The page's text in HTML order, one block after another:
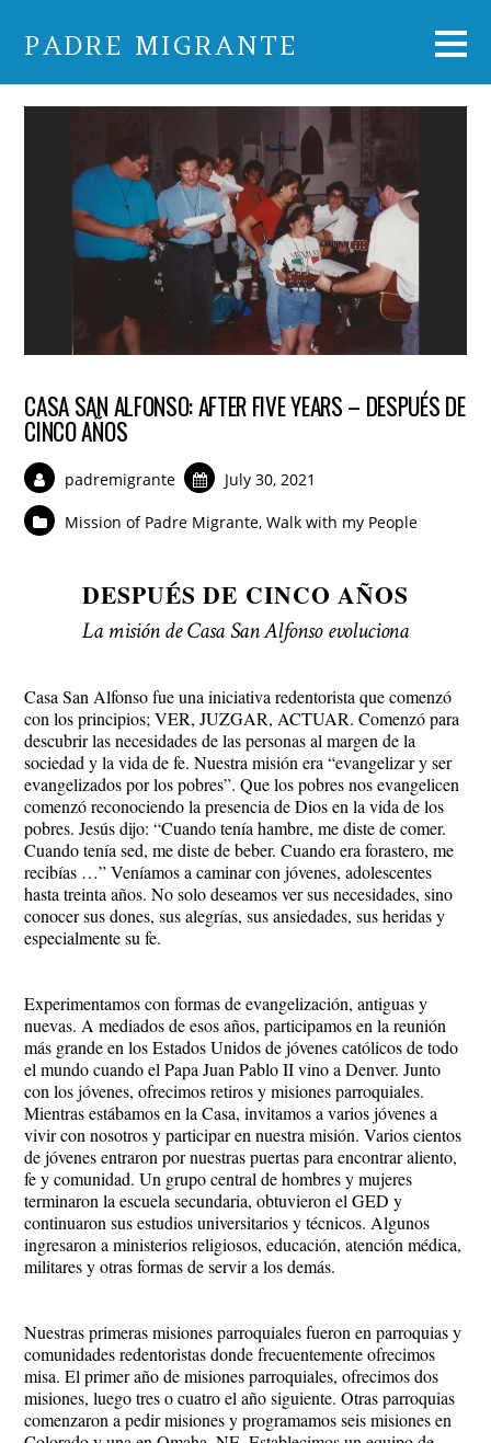
PADRE MIGRANTE
CASA SAN ALFONSO: AFTER FIVE YEARS – DESPUÉS DE
CINCO AÑOS
padremigrante July 30, 2021
Mission of Padre Migrante,Walk with my People
DESPUÉS DE CINCO AÑOS
La misión de Casa San Alfonso evoluciona
Casa San Alfonso fue una iniciativa redentorista que comenzó
con los principios; VER, JUZGAR, ACTUAR. Comenzó para
descubrir las necesidades de las personas al margen de la
sociedad y la vida de fe. Nuestra misión era “evangelizar y ser
evangelizados por los pobres”. Que los pobres nos evangelicen
comenzó reconociendo la presencia de Dios en la vida de los
pobres. Jesús dijo: “Cuando tenía hambre, me diste de comer.
Cuando tenía sed, me diste de beber. Cuando era forastero, me
recibías …” Veníamos a caminar con jóvenes, adolescentes
hasta treinta años. No solo deseamos ver sus necesidades, sino
conocer sus dones, sus alegrías, sus ansiedades, sus heridas y
especialmente su fe.
Experimentamos con formas de evangelización, antiguas y
nuevas. A mediados de esos años, participamos en la reunión
más grande en los Estados Unidos de jóvenes católicos de todo
el mundo cuando el Papa Juan Pablo II vino a Denver. Junto
con los jóvenes, ofrecimos retiros y misiones parroquiales.
Mientras estábamos en la Casa, invitamos a varios jóvenes a
vivir con nosotros y participar en nuestra misión. Varios cientos
de jóvenes entraron por nuestras puertas para encontrar aliento,
fe y comunidad. Un grupo central de hombres y mujeres
terminaron la escuela secundaria, obtuvieron el GED y
continuaron sus estudios universitarios y técnicos. Algunos
ingresaron a ministerios religiosos, educación, atención médica,
militares y otras formas de servir a los demás.
Nuestras primeras misiones parroquiales fueron en parroquias y
comunidades redentoristas donde frecuentemente ofrecimos
misa. El primer año de misiones parroquiales, ofrecimos dos
misiones, luego tres o cuatro el año siguiente. Otras parroquias
comenzaron a pedir misiones y programamos seis misiones en